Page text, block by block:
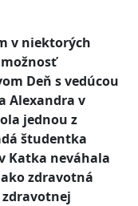
v niektorých
Deň s vedúcou
Alexandra v
jednou z
študentka
Katka neváhala
zdravotná